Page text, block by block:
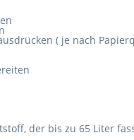
( je nach
der bis zu 65 Liter